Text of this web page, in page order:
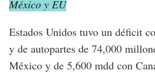
México y EU
Estados Unidos tuvo un déficit
y de autopartes de 74,000
México y de 5,600 mdd con